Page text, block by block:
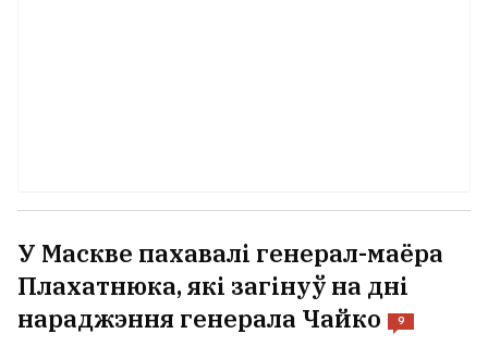
У Маскве пахавалі генерал-маёра
Плахатнюка, які загінуў на дні
нараджэння генерала Чайко
9